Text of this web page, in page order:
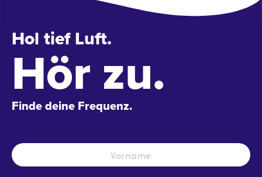
Hol tief Luft.
Hör zu.
Finde deine Frequenz.
Name *